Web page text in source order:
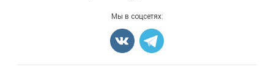
Карта объявлений
Мы в соцсетях: